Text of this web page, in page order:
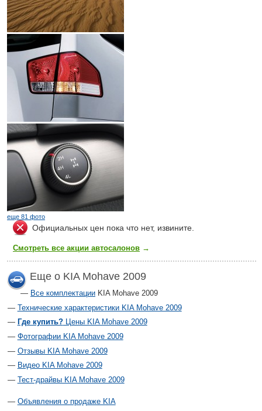
еще 81 фото
Официальных цен пока что нет, извините.
Смотреть все акции автосалонов →
Еще о KIA Mohave 2009
Все комплектации KIA Mohave 2009
Технические характеристики KIA Mohave 2009
Где купить?Цены KIA Mohave 2009
Фотографии KIA Mohave 2009
Отзывы KIA Mohave 2009
Видео KIA Mohave 2009
Тест-драйвы KIA Mohave 2009
Объявления о продаже KIA